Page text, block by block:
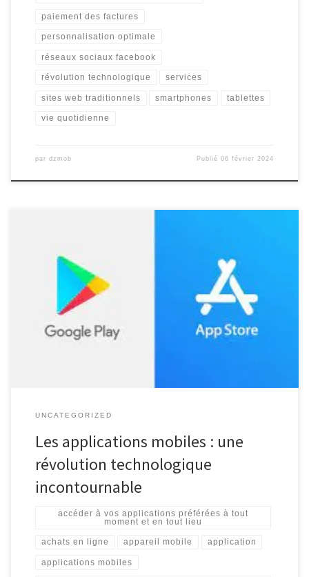
paiement des factures
personnalisation optimale
réseaux sociaux facebook
révolution technologique services
sites web traditionnels smartphones tablettes
vie quotidienne
par dzmob Publié06 février 2024
Les applications mobiles ont révolutionné notre façon d’interagir
avec la technologie. Que ce soit pour rester connecté avec nos
proches, trouver des informations, effectuer des achats en ligne
ou simplement se divertir, les applications sont devenues une
partie intégrante de notre vie quotidienne. Une application est un
logiciel conçu spécifiquement […]
UNCATEGORIZED
Les applications mobiles : une
révolution technologique
incontournable
accéder à vos applications préférées à tout
moment et en tout lieu
achats en ligne appareil mobile application
applications mobiles